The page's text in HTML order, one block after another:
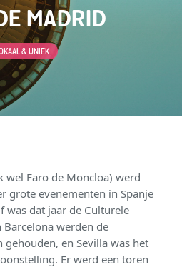
MADRID
& UNIEK
wel Faro de Moncloa) werd
grote evenementen in Spanje
was dat jaar de Culturele
werden de
en Sevilla was het
Er werd een toren